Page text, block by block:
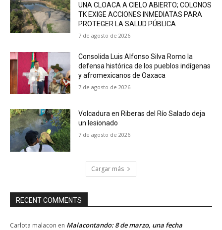
UNA CLOACA A CIELO ABIERTO; COLONOS
TK EXIGE ACCIONES INMEDIATAS PARA
PROTEGER LA SALUD PÚBLICA
7 de agosto de 2026
Consolida Luis Alfonso Silva Romo la
defensa histórica de los pueblos indígenas
y afromexicanos de Oaxaca
7 de agosto de 2026
Volcadura en Riberas del Río Salado deja
un lesionado
7 de agosto de 2026
Cargar más
RECENT COMMENTS
Carlota malacon en Malacontando: 8 de marzo, una fecha